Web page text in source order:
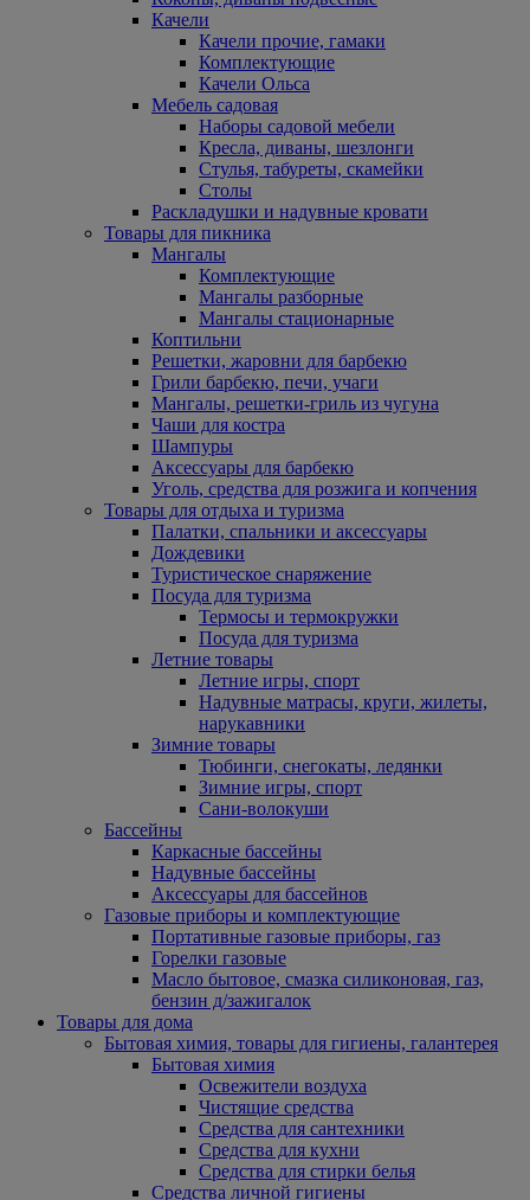
Качели
Качели прочие, гамаки
Комплектующие
Качели Ольса
Мебель садовая
Наборы садовой мебели
Кресла, диваны, шезлонги
Стулья, табуреты, скамейки
Столы
Раскладушки и надувные кровати
Товары для пикника
Мангалы
Комплектующие
Мангалы разборные
Мангалы стационарные
Коптильни
Решетки, жаровни для барбекю
Грили барбекю, печи, учаги
Мангалы, решетки-гриль из чугуна
Чаши для костра
Шампуры
Аксессуары для барбекю
Уголь, средства для розжига и копчения
Товары для отдыха и туризма
Палатки, спальники и аксессуары
Дождевики
Туристическое снаряжение
Посуда для туризма
Термосы и термокружки
Посуда для туризма
Летние товары
Летние игры, спорт
Надувные матрасы, круги, жилеты,
нарукавники
Зимние товары
Тюбинги, снегокаты, ледянки
Зимние игры, спорт
Сани-волокуши
Бассейны
Каркасные бассейны
Надувные бассейны
Аксессуары для бассейнов
Газовые приборы и комплектующие
Портативные газовые приборы, газ
Горелки газовые
Масло бытовое, смазка силиконовая, газ,
бензин д/зажигалок
Товары для дома
Бытовая химия, товары для гигиены, галантерея
Бытовая химия
Освежители воздуха
Чистящие средства
Средства для сантехники
Средства для кухни
Средства для стирки белья
Средства личной гигиены